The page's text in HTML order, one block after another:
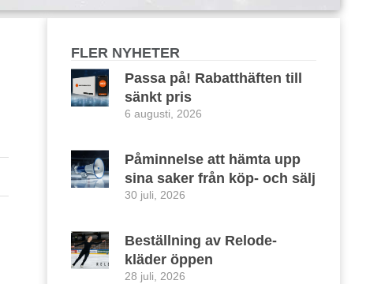
FLER NYHETER
Passa på! Rabatthäften till
sänkt pris
6 augusti, 2026
Påminnelse att hämta upp
sina saker från köp- och sälj
30 juli, 2026
Beställning av Relode-
kläder öppen
28 juli, 2026